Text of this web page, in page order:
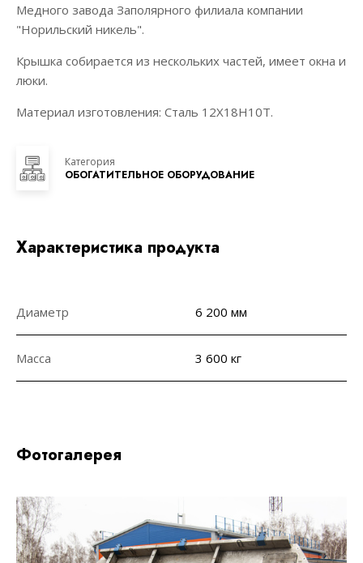
Медного завода Заполярного филиала компании
"Норильский никель".
Крышка собирается из нескольких частей, имеет окна и
люки.
Материал изготовления: Сталь 12Х18Н10Т.
Категория
ОБОГАТИТЕЛЬНОЕ ОБОРУДОВАНИЕ
Характеристика продукта
Диаметр 6 200 мм
Масса 3 600 кг
Фотогалерея